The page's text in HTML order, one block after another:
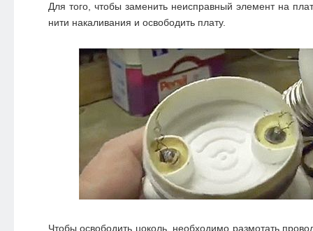
Для того, чтобы заменить неисправный элемент на
нити накаливания и освободить плату.
Чтобы освободить цоколь, необходимо размотать